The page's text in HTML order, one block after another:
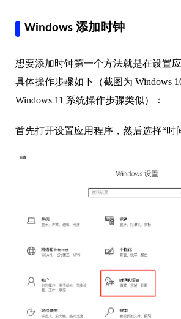
Windows 添加时钟
想要添加时钟第一个方法就是在设置
具体操作步骤如下（截图为 Windows
Windows 11 系统操作步骤类似）：
首先打开设置应用程序，然后选择“时